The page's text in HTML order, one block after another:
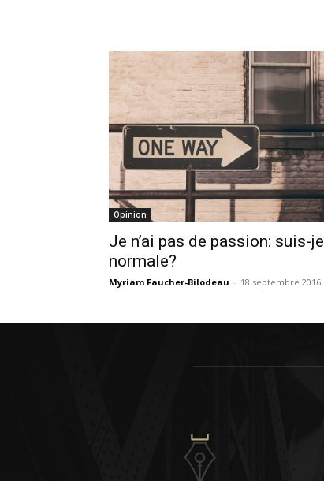
Opinion
Je n’ai pas de passion: suis-je
normale?
Myriam Faucher-Bilodeau - 18 septembre 2016